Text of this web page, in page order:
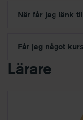
När får jag länk
Får jag något
Lärare